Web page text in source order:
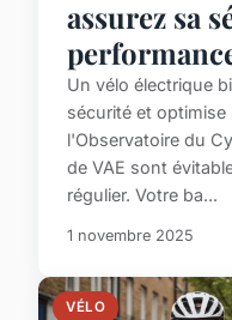
assurez sa
Un vélo électrique
sécurité et optimise
l'Observatoire du
de VAE sont
régulier. Votre ba...
1 novembre 2025
VÉLO